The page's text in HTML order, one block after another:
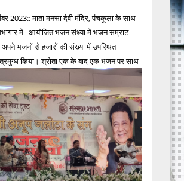
2023:: माता मनसा देवी मंदिर, पंचकूला के साथ
में आयोजित भजन संध्या में भजन सम्राट
भजनों से हजारों की संख्या में उपस्थित
किया। श्रोता एक के बाद एक भजन पर साथ